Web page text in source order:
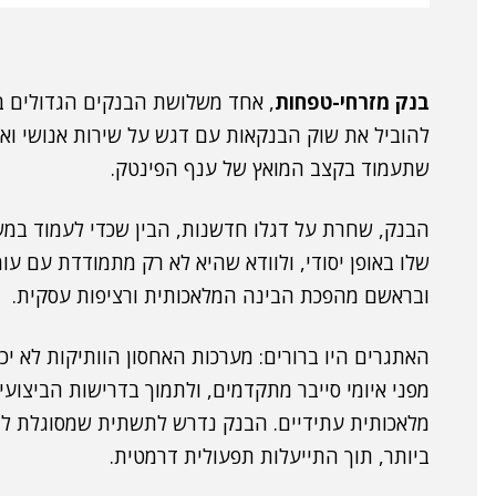
בנק מזרחי-טפחות, אחד משלושת הבנקים הגדולים
להוביל את שוק הבנקאות עם דגש על שירות אנושי
שתעמוד בקצב המואץ של ענף הפינטק.
הבנק, שחרת על דגלו חדשנות, הבין שכדי לעמוד
שלו באופן יסודי, ולוודא שהיא לא רק מתמודדת עם
ובראשם מהפכת הבינה המלאכותית ורציפות עסקית.
האתגרים היו ברורים: מערכות האחסון הוותיקות
מפני איומי סייבר מתקדמים, ולתמוך בדרישות
מלאכותית עתידיים. הבנק נדרש לתשתית שמסוגלת
ביותר, תוך התייעלות תפעולית דרמטית.